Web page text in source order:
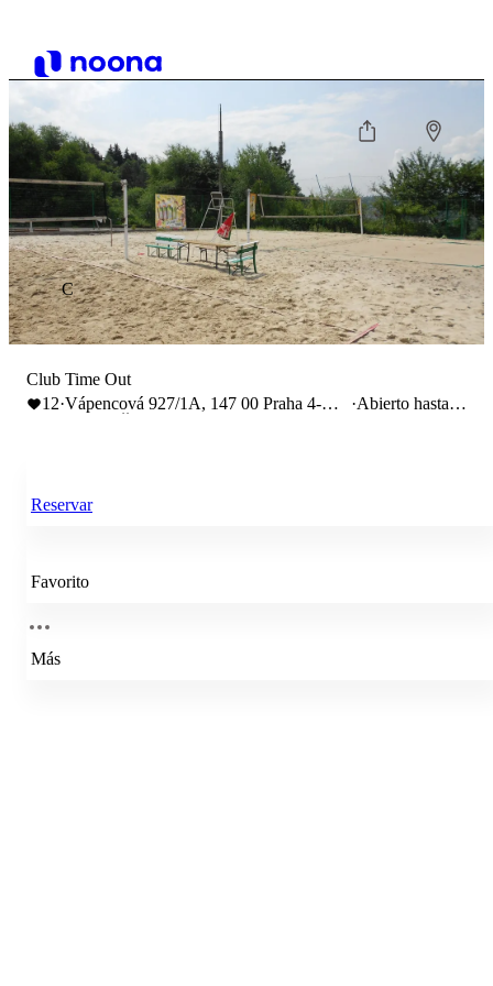
C
Club Time Out
12·Vápencová 927/1A, 147 00 Praha 4-
·Abierto hasta
Reservar
Favorito
Más